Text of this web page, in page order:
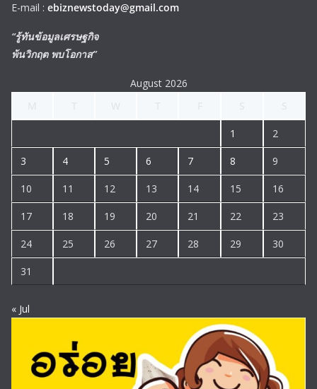
E-mail : ebiznewstoday@gmail.com
“รู้ทันข้อมูลเศรษฐกิจ
พ้นวิกฤต พบโอกาส”
August 2026
1 2
3 4 5 6 7 8 9
10 11 12 13 14 15 16
17 18 19 20 21 22 23
24 25 26 27 28 29 30
31
« Jul